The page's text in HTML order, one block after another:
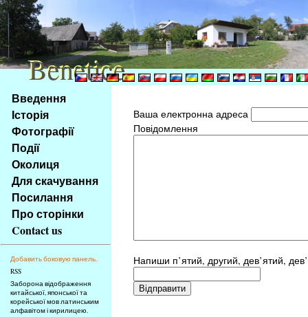
Na
obsah
stránky
Klávesové
zkratky
tomto
webu
základní
Hlavní
strana
Введення
Історія
Фотографії
Події
Околиця
Для скачування
Посилання
Про сторінки
Contact us
Добавить боковую панель.
RSS
Заборона відображення
китайської, японської та
корейської мов латинським
алфавітом і кирилицею.
Ваша електронна адреса
Повідомлення
Напиши п’ятий, другий, дев’ятий,
Benetice
Benetice